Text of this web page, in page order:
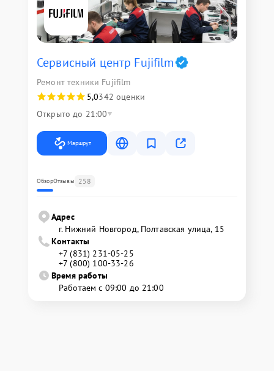
Сервисный центр Fujifilm
Ремонт техники Fujifilm
5,0342 оценки
Открыто до 21:00
Маршрут
ОбзорОтзывы 258
Адрес
г. Нижний Новгород, Полтавская улица, 15
Контакты
+7 (831) 231-05-25
+7 (800) 100-33-26
Время работы
Работаем с 09:00 до 21:00